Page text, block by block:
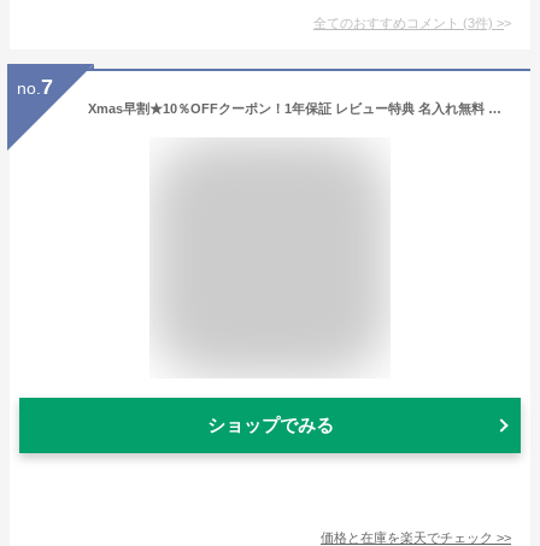
全てのおすすめコメント (3件) >
no. 7
Xmas早割★10％OFFクーポン！1年保証 レビュー特典 名入れ無料 積み木 つみき 木のおもちゃ SOUNDブロックス エデュテ 出産祝い 1歳 誕生日プレゼント 0歳 一歳 1歳半 クリスマスプレゼント 赤ちゃん おもちゃ 男の子 女の子 音のなる積み木 知育玩具
ショップでみる
価格と在庫を楽天でチェック >>